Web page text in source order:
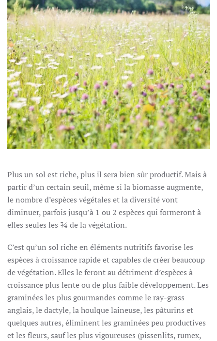
Plus un sol est riche, plus il sera bien sûr productif. Mais à
partir d’un certain seuil, même si la biomasse augmente,
le nombre d’espèces végétales et la diversité vont
diminuer, parfois jusqu’à 1 ou 2 espèces qui formeront à
elles seules les ¾ de la végétation.
C’est qu’un sol riche en éléments nutritifs favorise les
espèces à croissance rapide et capables de créer beaucoup
de végétation. Elles le feront au détriment d’espèces à
croissance plus lente ou de plus faible développement. Les
graminées les plus gourmandes comme le ray-grass
anglais, le dactyle, la houlque laineuse, les pâturins et
quelques autres, éliminent les graminées peu productives
et les fleurs, sauf les plus vigoureuses (pissenlits, rumex,